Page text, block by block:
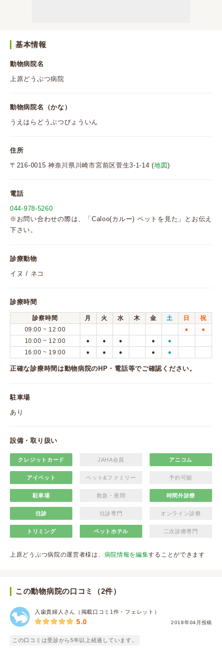
基本情報
動物病院名
上原どうぶつ病院
動物病院名（かな）
うえはらどうぶつびょういん
住所
〒216-0015 神奈川県川崎市宮前区菅生3-1-14 (地図)
電話
044-978-5260
※お問い合わせの際は、「Caloo(カルー) ペットを見た」とお伝え
下さい。
診療動物
イヌ / ネコ
診療時間
診察時間 月 火 水 木 金 土 日
祝
09:00 ~ 12:00
● ●
10:00 ~ 12:00 ● ● ● ● ●
16:00 ~ 19:00 ● ● ● ● ●
正確な診療時間は動物病院のHP・電話等でご確認ください。
駐車場
あり
設備・取り扱い
クレジットカード JAHA会員 アニコム
アイペット ペット&ファミリー 予約可能
駐車場 救急・夜間 時間外診療
往診 往診専門 オンライン診療
トリミング ペットホテル 二次診療専門
上原どうぶつ病院の運営者様は、 病院情報を編集することができます
この動物病院の口コミ（2件）
入歯貴婦人さん（掲載口コミ1件・フェレット）
2018年04月投稿
5.0
この口コミは受診から5年以上経過しています。